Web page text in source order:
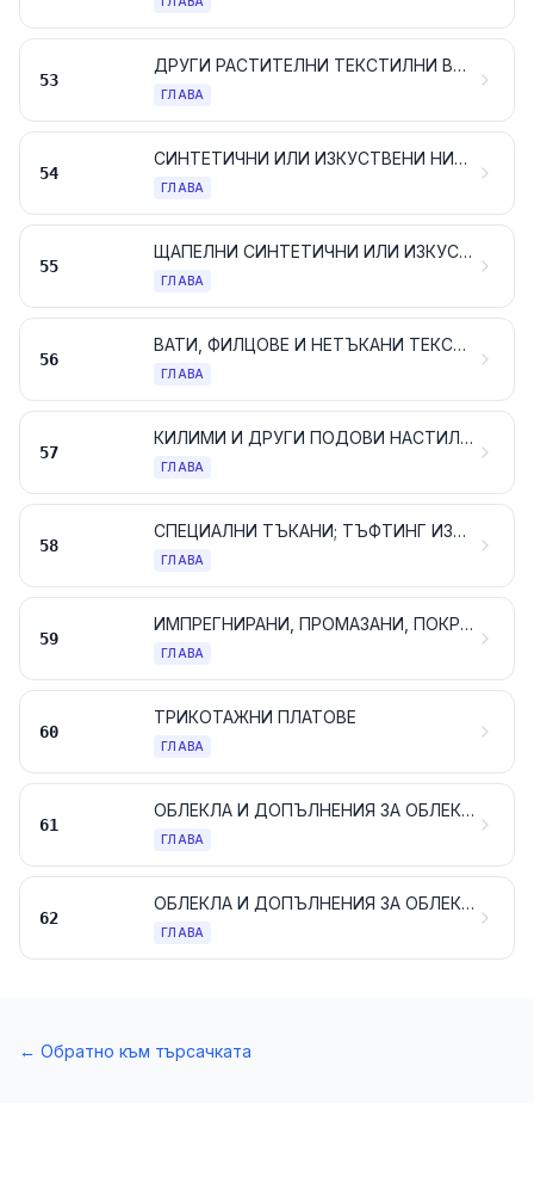
53
ДРУГИ РАСТИТЕЛНИ ТЕКСТИЛНИ ВЛАКНА; ХАРТИЕНА ПРЕЖДА И ТЪКАНИ ОТ ХАРТИЕНА ПРЕЖДА
ГЛАВА
54
СИНТЕТИЧНИ ИЛИ ИЗКУСТВЕНИ НИШКИ; ЛЕНТИ И ПОДОБНИ ФОРМИ ОТ СИНТЕТИЧНИ ИЛИ ИЗКУСТВЕНИ ТЕКСТИЛНИ МАТЕРИАЛИ
ГЛАВА
55
ЩАПЕЛНИ СИНТЕТИЧНИ ИЛИ ИЗКУСТВЕНИ ВЛАКНА
ГЛАВА
56
ВАТИ, ФИЛЦОВЕ И НЕТЪКАНИ ТЕКСТИЛНИ МАТЕРИАЛИ; СПЕЦИАЛНИ ПРЕЖДИ; КАНАПИ, ВЪЖЕТА И ДЕБЕЛИ ВЪЖЕТА; АРТИКУЛИ НА ВЪЖАРСТВОТО
ГЛАВА
57
КИЛИМИ И ДРУГИ ПОДОВИ НАСТИЛКИ ОТ ТЕКСТИЛНИ МАТЕРИАЛИ
ГЛАВА
58
СПЕЦИАЛНИ ТЪКАНИ; ТЪФТИНГ ИЗДЕЛИЯ; ДАНТЕЛИ; ГОБЛЕНИ; ПАСМАНТЕРИЯ; БРОДЕРИИ
ГЛАВА
59
ИМПРЕГНИРАНИ, ПРОМАЗАНИ, ПОКРИТИ ИЛИ ЛАМИНИРАНИ ТЪКАНИ; ТЕХНИЧЕСКИ АРТИКУЛИ ОТ ТЕКСТИЛНИ МАТЕРИАЛИ
ГЛАВА
60
ТРИКОТАЖНИ ПЛАТОВЕ
ГЛАВА
61
ОБЛЕКЛА И ДОПЪЛНЕНИЯ ЗА ОБЛЕКЛА, ТРИКОТАЖНИ ИЛИ ПЛЕТЕНИ
ГЛАВА
62
ОБЛЕКЛА И ДОПЪЛНЕНИЯ ЗА ОБЛЕКЛАТА, РАЗЛИЧНИ ОТ ТРИКОТАЖНИТЕ ИЛИ ПЛЕТЕНИТЕ
ГЛАВА
← Обратно към търсачката